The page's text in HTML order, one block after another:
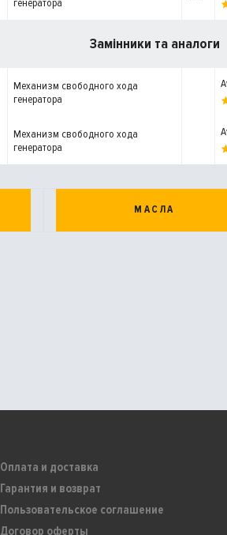
Замінники та аналоги
Механизм свободного хода
генератора
Механизм свободного хода
генератора
МАСЛА
Оплата и доставка
Гарантия и возврат
Пользовательское соглашение
Договор оферты